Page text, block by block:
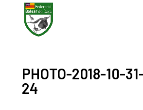
PHOTO-2018-10-
24